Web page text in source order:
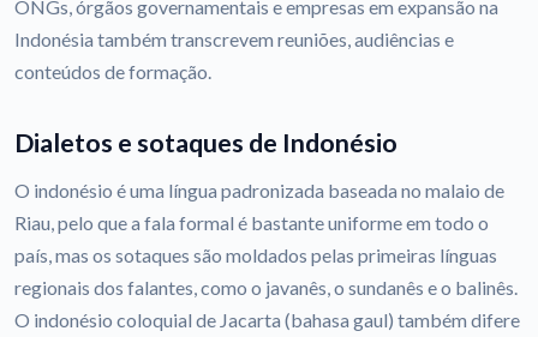
ONGs, órgãos governamentais e empresas em expansão na
Indonésia também transcrevem reuniões, audiências e
conteúdos de formação.
Dialetos e sotaques de Indonésio
O indonésio é uma língua padronizada baseada no malaio de
Riau, pelo que a fala formal é bastante uniforme em todo o
país, mas os sotaques são moldados pelas primeiras línguas
regionais dos falantes, como o javanês, o sundanês e o balinês.
O indonésio coloquial de Jacarta (bahasa gaul) também difere